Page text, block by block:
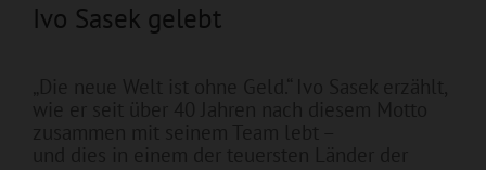
Ivo Sasek gelebt